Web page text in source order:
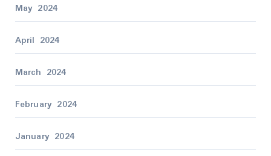
May 2024
April 2024
March 2024
February 2024
January 2024